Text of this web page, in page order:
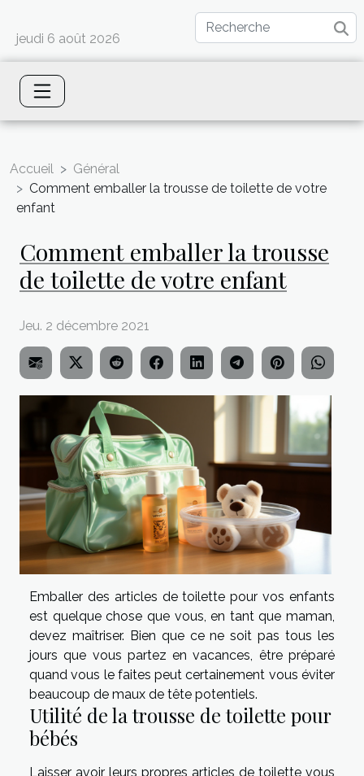
jeudi 6 août 2026
Accueil
Général
Comment emballer la trousse de toilette de votre
enfant
Comment emballer la trousse
de toilette de votre enfant
Jeu. 2 décembre 2021
Emballer des articles de toilette pour vos enfants
est quelque chose que vous, en tant que maman,
devez maîtriser. Bien que ce ne soit pas tous les
jours que vous partez en vacances, être préparé
quand vous le faites peut certainement vous éviter
beaucoup de maux de tête potentiels.
Utilité de la trousse de toilette pour
bébés
Laisser avoir leurs propres articles de toilette vous